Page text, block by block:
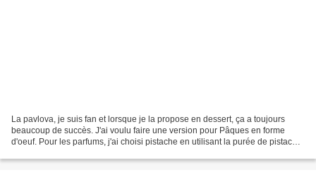
La pavlova, je suis fan et lorsque je la propose en dessert, ça a toujours
beaucoup de succès. J'ai voulu faire une version pour Pâques en forme
d'oeuf. Pour les parfums, j'ai choisi pistache en utilisant la purée de pistache